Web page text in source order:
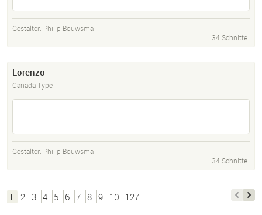
Gestalter: Philip Bouwsma
34 Schnitte
Lorenzo
Canada Type
Gestalter: Philip Bouwsma
34 Schnitte
1 2 3 4 5 6 7 8 9 10…127